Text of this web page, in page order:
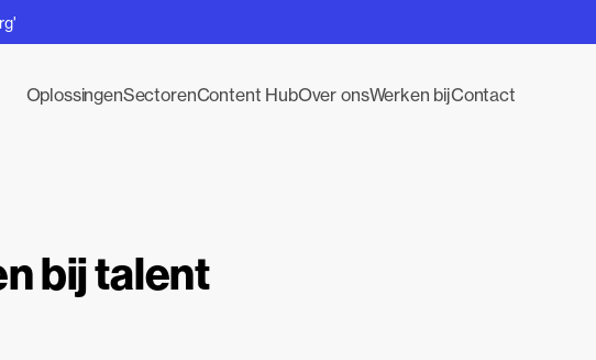
OplossingenSectorenContent HubOver onsWerken bijContact
bij talent